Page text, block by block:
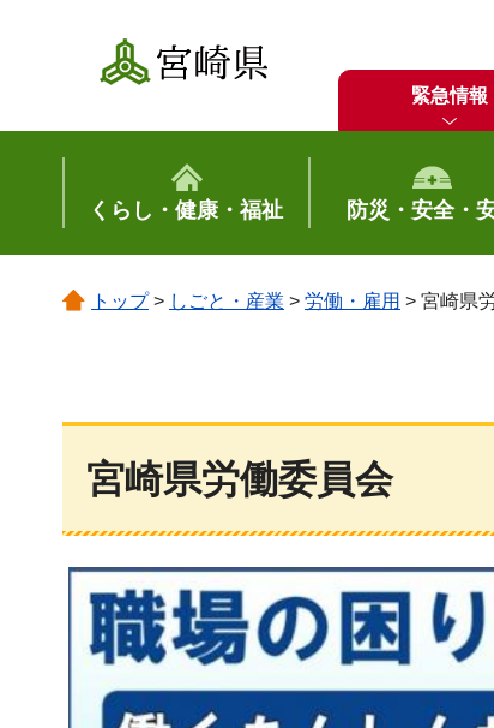
宮崎県
緊急情報
くらし・健康・福祉 防災・安全・
トップ> しごと・産業 > 労働・雇用 > 宮崎県
宮崎県労働委員会